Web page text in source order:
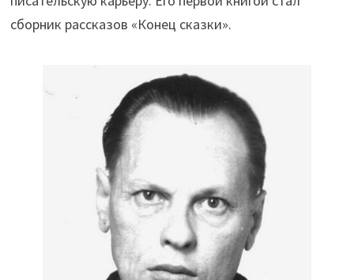
сборник рассказов «Конец сказки».